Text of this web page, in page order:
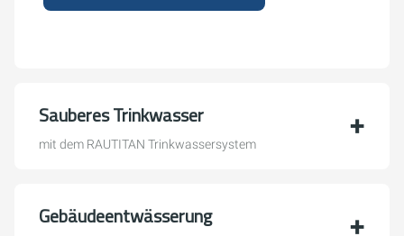
Sauberes Trinkwasser
mit dem RAUTITAN Trinkwassersystem
Gebäudeentwässerung